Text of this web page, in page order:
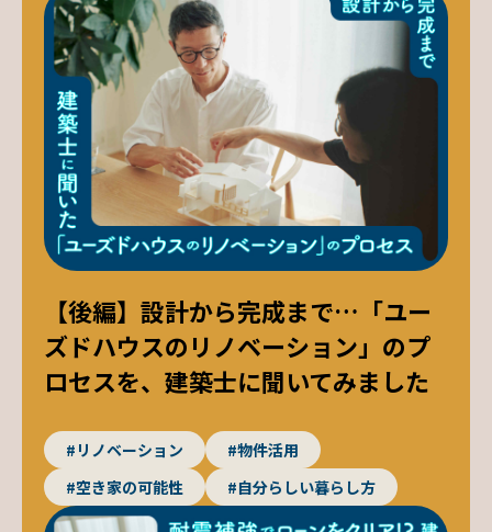
【後編】設計から完成まで…「ユー
ズドハウスのリノベーション」のプ
ロセスを、建築士に聞いてみました
#リノベーション
#物件活用
#空き家の可能性
#自分らしい暮らし方